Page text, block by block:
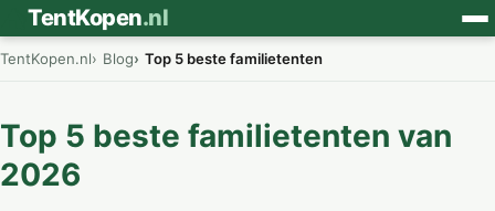
TentKopen.nl
TentKopen.nl Blog Top 5 beste familietenten
Top 5 beste familietenten van
2026